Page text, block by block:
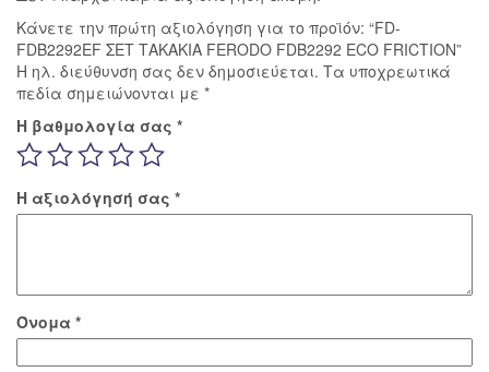
Κάνετε την πρώτη αξιολόγηση για το προϊόν: “FD-
FDB2292EF ΣΕΤ ΤΑΚΑΚΙΑ FERODO FDB2292 ECO FRICTION”
Η ηλ. διεύθυνση σας δεν δημοσιεύεται. Τα υποχρεωτικά
πεδία σημειώνονται με *
Η βαθμολογία σας *
Η αξιολόγησή σας *
Όνομα *